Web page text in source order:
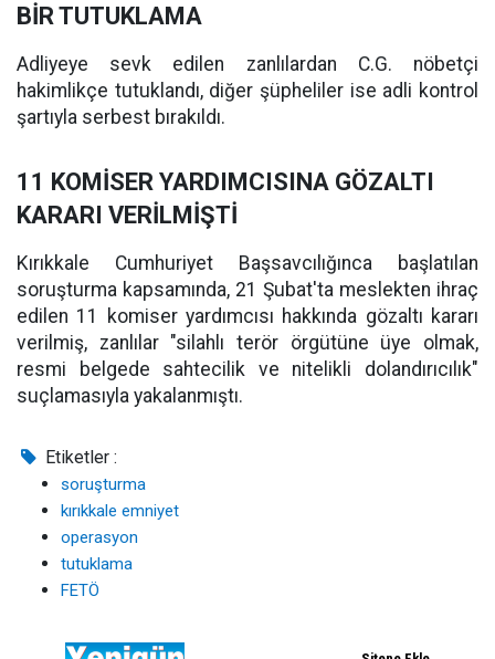
BİR TUTUKLAMA
Adliyeye sevk edilen zanlılardan C.G. nöbetçi
hakimlikçe tutuklandı, diğer şüpheliler ise adli kontrol
şartıyla serbest bırakıldı.
11 KOMİSER YARDIMCISINA GÖZALTI
KARARI VERİLMİŞTİ
Kırıkkale Cumhuriyet Başsavcılığınca başlatılan
soruşturma kapsamında, 21 Şubat'ta meslekten ihraç
edilen 11 komiser yardımcısı hakkında gözaltı kararı
verilmiş, zanlılar "silahlı terör örgütüne üye olmak,
resmi belgede sahtecilik ve nitelikli dolandırıcılık"
suçlamasıyla yakalanmıştı.
Etiketler :
soruşturma
kırıkkale emniyet
operasyon
tutuklama
FETÖ